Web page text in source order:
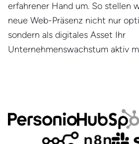
erfahrener Hand um. So stellen
neue Web-Präsenz nicht nur
sondern als digitales Asset Ihr
Unternehmenswachstum aktiv